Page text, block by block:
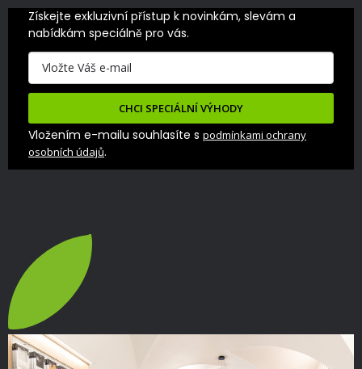
Získejte exkluzivní přístup k novinkám, slevám a
nabídkám speciálně pro vás.
CHCI SPECIÁLNÍ VÝHODY
Vložením e-mailu souhlasíte s podmínkami ochrany
osobních údajů.